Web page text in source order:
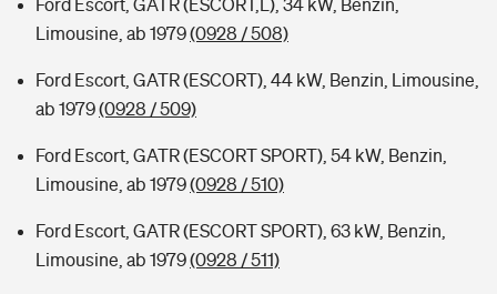
Ford Escort, GATR (ESCORT,L), 34 kW, Benzin,
Limousine, ab 1979(0928 / 508)
Ford Escort, GATR (ESCORT), 44 kW, Benzin, Limousine,
ab 1979(0928 / 509)
Ford Escort, GATR (ESCORT SPORT), 54 kW, Benzin,
Limousine, ab 1979(0928 / 510)
Ford Escort, GATR (ESCORT SPORT), 63 kW, Benzin,
Limousine, ab 1979(0928 / 511)